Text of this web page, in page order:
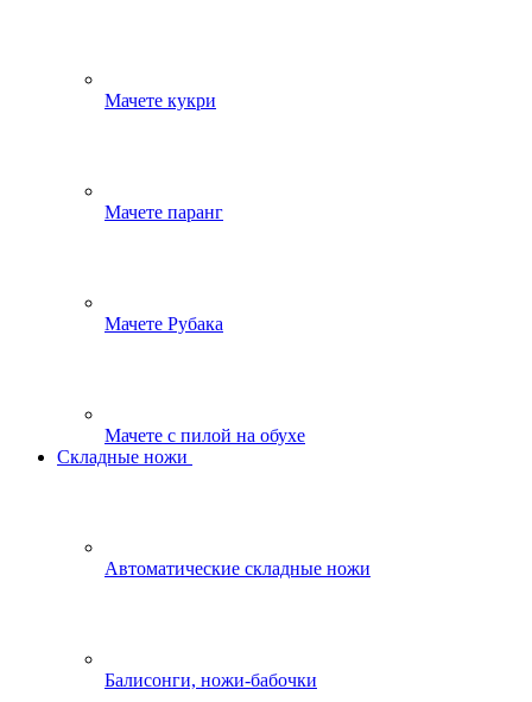
Мачете кукри
Мачете паранг
Мачете Рубака
Мачете с пилой на обухе
Складные ножи
Автоматические складные ножи
Балисонги, ножи-бабочки